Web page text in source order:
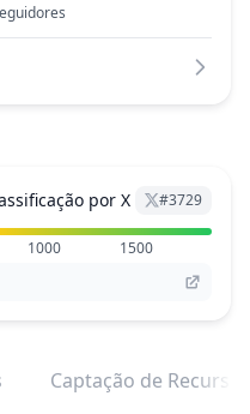
por X #3729
1000
1500
Captação de Recursos